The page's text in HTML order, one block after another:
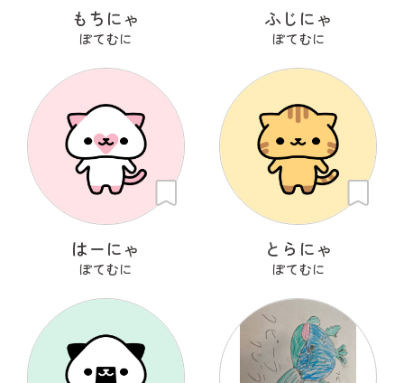
もちにゃ
ぽてむに
ふじにゃ
ぽてむに
はーにゃ
ぽてむに
とらにゃ
ぽてむに